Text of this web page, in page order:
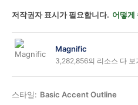
저작권자 표시가 필요합니다. 어떻게
Magnific
3,282,856의 리소스 다 보
스타일: Basic Accent Outline